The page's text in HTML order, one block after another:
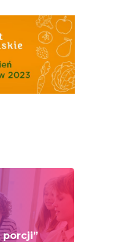
porcji”
Festiwal Młody
Ziemniak
Jemy Eko Warzywa I
Owoce
Świetnie Wpływa
Warzywa I Owoce
Super Moce
Good Move